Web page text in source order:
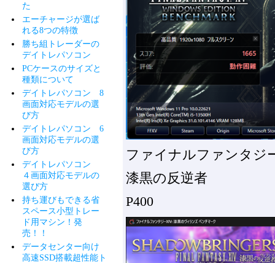
た
エーチャージが選ば
れる8つの特徴
勝ち組トレーダーの
デイトレパソコン
PCケースのサイズと
種類について
デイトレパソコン 8
画面対応モデルの選
び方
デイトレパソコン 6
画面対応モデルの選
び方
デイトレパソコン
４画面対応モデルの
選び方
持ち運びもできる省
スペース小型トレー
ド用マシン！発
売！！
データセンター向け
高速SSD搭載超性能ト
ファイナルファンタジ
漆黒の反逆者
P400